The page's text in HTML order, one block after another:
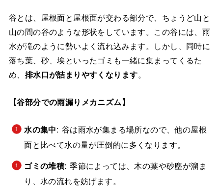
谷とは、屋根面と屋根面が交わる部分で、ちょうど山と
山の間の谷のような形状をしています。この谷には、雨
水が滝のように勢いよく流れ込みます。しかし、同時に
落ち葉、砂、埃といったゴミも一緒に集まってくるた
め、 排水口が詰まりやすくなります。
【谷部分での雨漏りメカニズム】
水の集中: 谷は雨水が集まる場所なので、他の屋根
面と比べて水の量が圧倒的に多くなります。
ゴミの堆積: 季節によっては、木の葉や砂塵が溜ま
り、水の流れを妨げます。